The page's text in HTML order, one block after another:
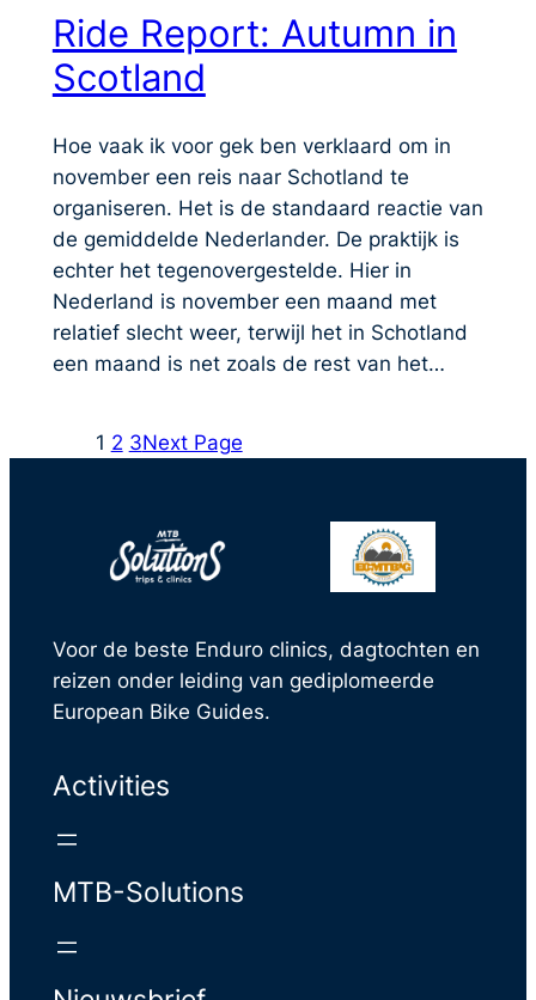
Ride Report: Autumn in
Scotland
Hoe vaak ik voor gek ben verklaard om in
november een reis naar Schotland te
organiseren. Het is de standaard reactie van
de gemiddelde Nederlander. De praktijk is
echter het tegenovergestelde. Hier in
Nederland is november een maand met
relatief slecht weer, terwijl het in Schotland
een maand is net zoals de rest van het…
1 2 3Next Page
Voor de beste Enduro clinics, dagtochten en
reizen onder leiding van gediplomeerde
European Bike Guides.
Activities
MTB-Solutions